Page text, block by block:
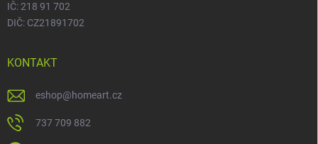
IČ: 218 91 702
DIČ: CZ21891702
KONTAKT
eshop@homeart.cz
737 709 882